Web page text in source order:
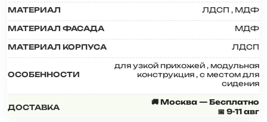
МАТЕРИАЛ ЛДСП , МДФ
МАТЕРИАЛ ФАСАДА МДФ
МАТЕРИАЛ КОРПУСА ЛДСП
ОСОБЕННОСТИ
для узкой прихожей , модульная
конструкция , с местом для
сидения
ДОСТАВКА
🚚 Москва — Бесплатно
📅 9-11 авг